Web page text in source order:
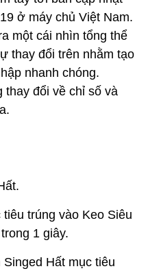
ở máy chủ Việt Nam.
một cái nhìn tổng thể
thay đổi trên nhằm tạo
nhanh chóng.
thay đổi về chỉ số và
trúng vào Keo Siêu
1 giây.
Hất mục tiêu